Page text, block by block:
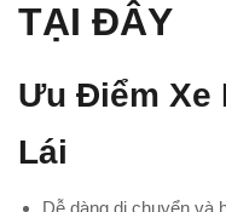
TẠI ĐÂY
Ưu Điểm Xe
Lái